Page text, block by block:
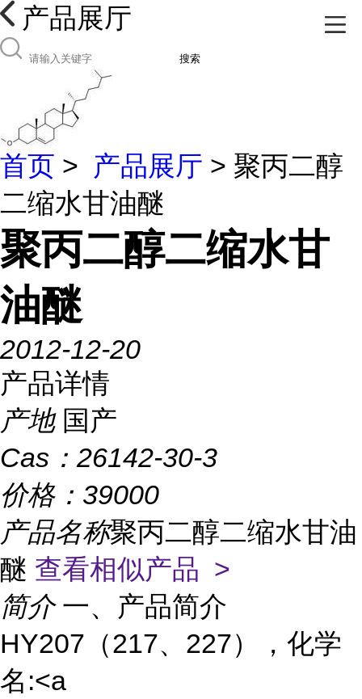
产品展厅
搜索
首页 > 产品展厅 > 聚丙二醇
二缩水甘油醚
聚丙二醇二缩水甘
油醚
2012-12-20
产品详情
产地 国产
Cas： 26142-30-3
价格： 39000
产品名称聚丙二醇二缩水甘油
醚 查看相似产品 >
简介 一、产品简介
HY207（217、227），化学
名:<a